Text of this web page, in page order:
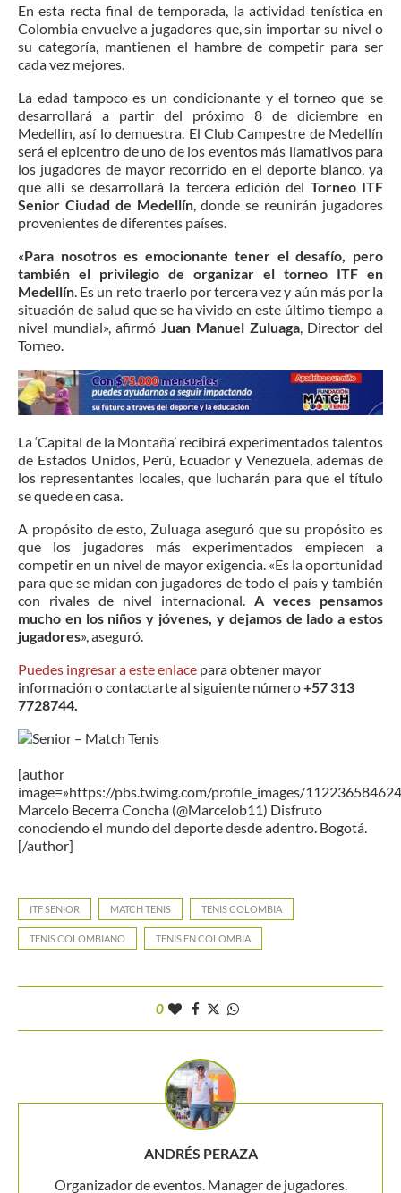
En esta recta final de temporada, la actividad tenística en
Colombia envuelve a jugadores que, sin importar su nivel o
su categoría, mantienen el hambre de competir para ser
cada vez mejores.
La edad tampoco es un condicionante y el torneo que se
desarrollará a partir del próximo 8 de diciembre en
Medellín, así lo demuestra. El Club Campestre de Medellín
será el epicentro de uno de los eventos más llamativos para
los jugadores de mayor recorrido en el deporte blanco, ya
que allí se desarrollará la tercera edición del Torneo ITF
Senior Ciudad de Medellín, donde se reunirán jugadores
provenientes de diferentes países.
«Para nosotros es emocionante tener el desafío, pero
también el privilegio de organizar el torneo ITF en
Medellín . Es un reto traerlo por tercera vez y aún más por la
situación de salud que se ha vivido en este último tiempo a
nivel mundial», afirmó Juan Manuel Zuluaga, Director del
Torneo.
La ‘Capital de la Montaña’ recibirá experimentados talentos
de Estados Unidos, Perú, Ecuador y Venezuela, además de
los representantes locales, que lucharán para que el título
se quede en casa.
A propósito de esto, Zuluaga aseguró que su propósito es
que los jugadores más experimentados empiecen a
competir en un nivel de mayor exigencia. «Es la oportunidad
para que se midan con jugadores de todo el país y también
con rivales de nivel internacional.
A veces pensamos
mucho en los niños y jóvenes, y dejamos de lado a estos
jugadores», aseguró.
Puedes ingresar a este enlace para obtener mayor
información o contactarte al siguiente número+57 313
7728744.
[author
image=»https://pbs.twimg.com/profile_images/
Marcelo Becerra Concha (@Marcelob11) Disfruto
conociendo el mundo del deporte desde adentro. Bogotá.
[/author]
ITF SENIOR MATCH TENIS TENIS COLOMBIA
TENIS COLOMBIANO TENIS EN COLOMBIA
0
ANDRÉS PERAZA
Organizador de eventos. Manager de jugadores.